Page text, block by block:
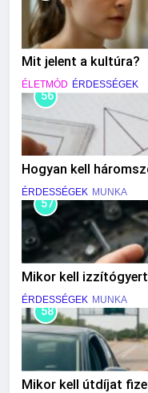
Mit jelent a kultúra?
ÉLETMÓD ÉRDESSÉGEK
56
Hogyan kell
ÉRDESSÉGEK MUNKA
57
Mikor kell
ÉRDESSÉGEK MUNKA
58
Mikor kell útdíjat